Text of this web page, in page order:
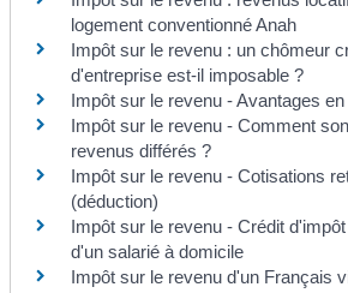
logement conventionné Anah
Impôt sur le revenu : un chômeur
d'entreprise est-il imposable ?
Impôt sur le revenu - Avantages
Impôt sur le revenu - Comment
revenus différés ?
Impôt sur le revenu - Cotisations
(déduction)
Impôt sur le revenu - Crédit
d'un salarié à domicile
Impôt sur le revenu d'un Français